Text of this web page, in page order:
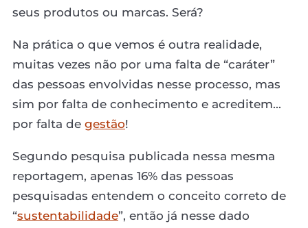
seus produtos ou marcas. Será?
Na prática o que vemos é outra realidade,
muitas vezes não por uma falta de “caráter”
das pessoas envolvidas nesse processo, mas
sim por falta de conhecimento e acreditem...
por falta de gestão!
Segundo pesquisa publicada nessa mesma
reportagem, apenas 16% das pessoas
pesquisadas entendem o conceito correto de
“sustentabilidade”, então já nesse dado